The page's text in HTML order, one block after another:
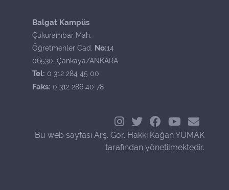
Balgat Kampüs
Çukurambar Mah.
Öğretmenler Cad. No:14
06530, Çankaya/ANKARA
Tel: 0 312 284 45 00
Faks: 0 312 286 40 78
Bu web sayfası Arş. Gör. Hakkı Kağan YUMAK
tarafından yönetilmektedir.